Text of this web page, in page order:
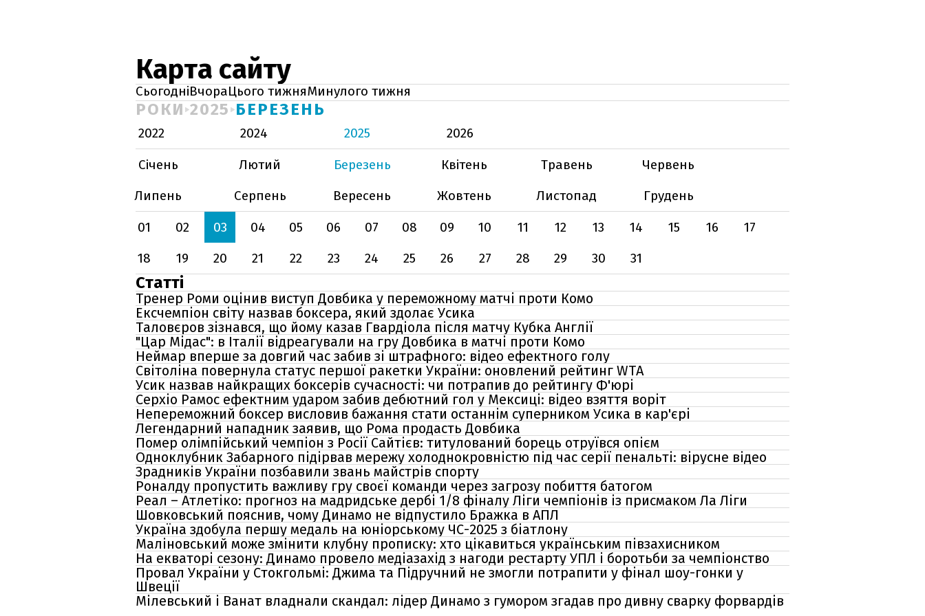
Карта сайту
СьогодніВчораЦього тижняМинулого тижня
РОКИ 2025 БЕРЕЗЕНЬ
2022 2024 2025
2026
Січень
Лютий Березень Квітень Травень
Червень
Липень
Серпень Вересень Жовтень Листопад
Грудень
01
02 03 04 05 06 07 08 09 10 11 12 13 14 15 16
17
18
19 20 21 22 23 24 25 26 27 28 29 30 31
Статті
Тренер Роми оцінив виступ Довбика у переможному матчі проти Комо
Ексчемпіон світу назвав боксера, який здолає Усика
Таловєров зізнався, що йому казав Гвардіола після матчу Кубка Англії
"Цар Мідас": в Італії відреагували на гру Довбика в матчі проти Комо
Неймар вперше за довгий час забив зі штрафного: відео ефектного голу
Світоліна повернула статус першої ракетки України: оновлений рейтинг WTA
Усик назвав найкращих боксерів сучасності: чи потрапив до рейтингу Ф'юрі
Серхіо Рамос ефектним ударом забив дебютний гол у Мексиці: відео взяття воріт
Непереможний боксер висловив бажання стати останнім суперником Усика в кар'єрі
Легендарний нападник заявив, що Рома продасть Довбика
Помер олімпійський чемпіон з Росії Сайтієв: титулований борець отруївся опієм
Одноклубник Забарного підірвав мережу холоднокровністю під час серії пенальті: вірусне відео
Зрадників України позбавили звань майстрів спорту
Роналду пропустить важливу гру своєї команди через загрозу побиття батогом
Реал – Атлетіко: прогноз на мадридське дербі 1/8 фіналу Ліги чемпіонів із присмаком Ла Ліги
Шовковський пояснив, чому Динамо не відпустило Бражка в АПЛ
Україна здобула першу медаль на юніорському ЧС-2025 з біатлону
Маліновський може змінити клубну прописку: хто цікавиться українським півзахисником
На екваторі сезону: Динамо провело медіазахід з нагоди рестарту УПЛ і боротьби за чемпіонство
Провал України у Стокгольмі: Джима та Підручний не змогли потрапити у фінал шоу-гонки у
Швеції
Мілевський і Ванат владнали скандал: лідер Динамо з гумором згадав про дивну сварку форвардів